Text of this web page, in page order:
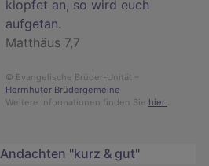
klopfet an, so wird euch
aufgetan.
Matthäus 7,7
© Evangelische Brüder-Unität –
Herrnhuter Brüdergemeine
Weitere Informationen finden Sie hier
Andachten "kurz & gut"